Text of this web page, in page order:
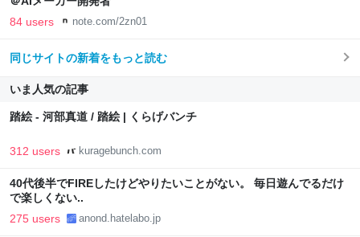
84 users note.com/2zn01
同じサイトの新着をもっと読む
いま人気の記事
踏絵 - 河部真道 / 踏絵 | くらげバンチ
312 users kuragebunch.com
40代後半でFIREしたけどやりたいことがない。 毎日遊んでるだけ
で楽しくない..
275 users anond.hatelabo.jp